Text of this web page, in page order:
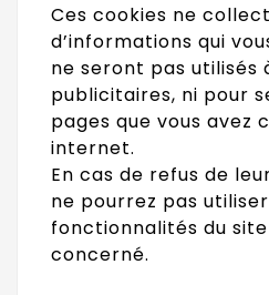
Ces cookies ne
d’informations qui
ne seront pas utilisés
publicitaires, ni pour
pages que vous avez
internet.
En cas de refus de
ne pourrez pas
fonctionnalités du
concerné.